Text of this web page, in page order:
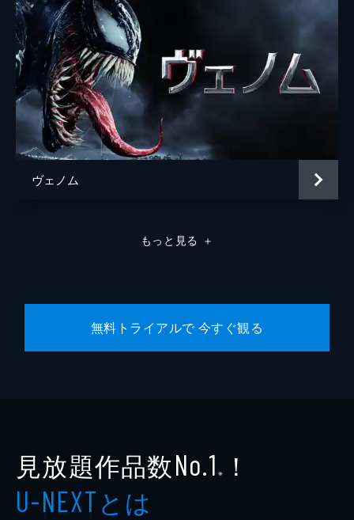
ヴェノム
もっと見る ＋
無料トライアルで 今すぐ観る
見放題作品数No.1 ※ ！
U-NEXTとは